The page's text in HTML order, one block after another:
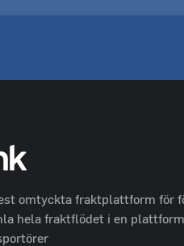
omtyckta fraktplattform för
hela fraktflödet i en